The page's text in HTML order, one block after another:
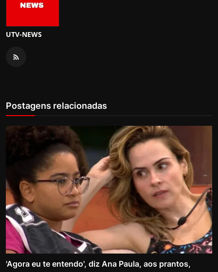
UTV-NEWS
Postagens relacionadas
'Agora eu te entendo', diz Ana Paula, aos prantos,